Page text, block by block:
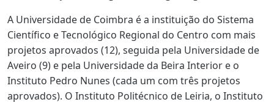
A Universidade de Coimbra é a instituição do Sistema
Científico e Tecnológico Regional do Centro com mais
projetos aprovados (12), seguida pela Universidade de
Aveiro (9) e pela Universidade da Beira Interior e o
Instituto Pedro Nunes (cada um com três projetos
aprovados). O Instituto Politécnico de Leiria, o Instituto